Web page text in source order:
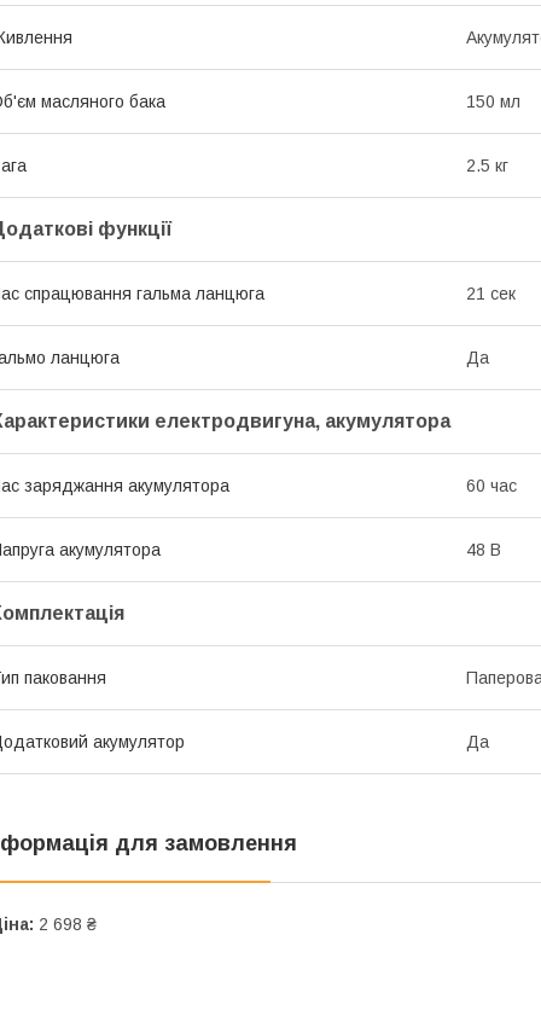
масляного бака 150 мл
2.5 кг
функції
спрацювання гальма ланцюга 21 сек
ланцюга Да
електродвигуна, акумулятора
заряджання акумулятора 60 час
акумулятора 48 В
паковання
акумулятор Да
для замовлення
2 698 ₴